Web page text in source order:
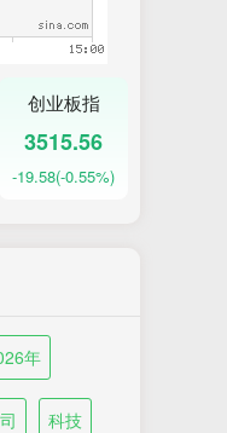
创业板指
3515.56
-19.58(-0.55%)
年
科技